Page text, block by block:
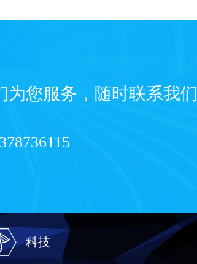
为您服务，随时联系我们
科技